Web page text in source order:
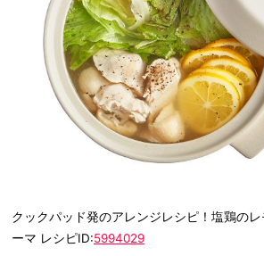
クックパッド発のアレンジレシピ！塩鶏の
ーマ レシピID:5994029